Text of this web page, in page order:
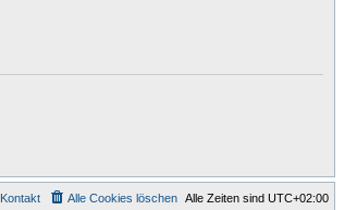
Alle Zeiten sind UTC+02:00
Alle Cookies löschen
Kontakt